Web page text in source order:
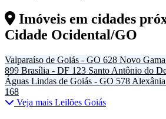
Imóveis em cidades
Cidade Ocidental/GO
Valparaíso de Goiás - GO 628 Novo
899 Brasília - DF 123 Santo Antônio do
Águas Lindas de Goiás - GO 578
168
Veja mais Leilões Goiás